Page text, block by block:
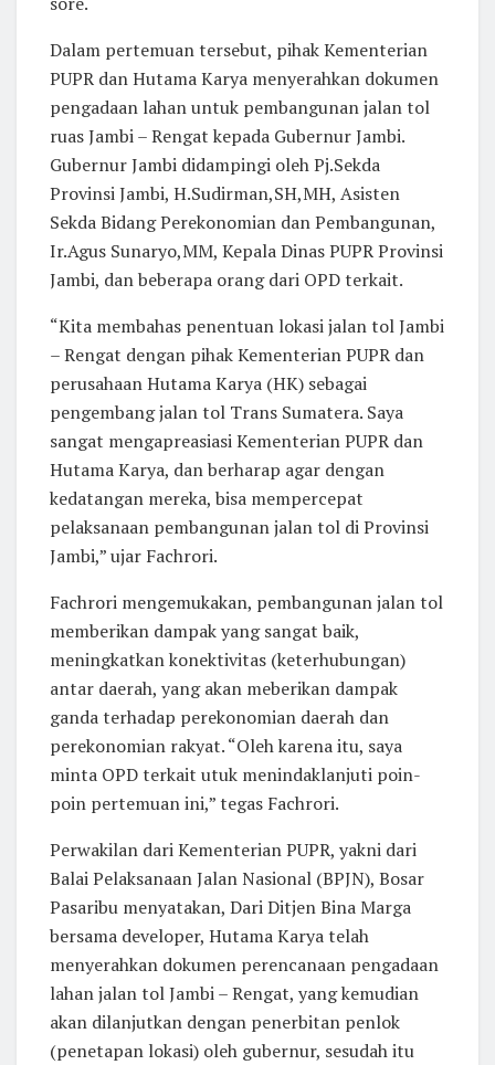
Dalam pertemuan tersebut, pihak Kementerian
PUPR dan Hutama Karya menyerahkan dokumen
pengadaan lahan untuk pembangunan jalan tol
ruas Jambi – Rengat kepada Gubernur Jambi.
Gubernur Jambi didampingi oleh Pj.Sekda
Provinsi Jambi, H.Sudirman,SH,MH, Asisten
Sekda Bidang Perekonomian dan Pembangunan,
Ir.Agus Sunaryo,MM, Kepala Dinas PUPR Provinsi
Jambi, dan beberapa orang dari OPD terkait.
“Kita membahas penentuan lokasi jalan tol Jambi
– Rengat dengan pihak Kementerian PUPR dan
perusahaan Hutama Karya (HK) sebagai
pengembang jalan tol Trans Sumatera. Saya
sangat mengapreasiasi Kementerian PUPR dan
Hutama Karya, dan berharap agar dengan
kedatangan mereka, bisa mempercepat
pelaksanaan pembangunan jalan tol di Provinsi
Jambi,” ujar Fachrori.
Fachrori mengemukakan, pembangunan jalan tol
memberikan dampak yang sangat baik,
meningkatkan konektivitas (keterhubungan)
antar daerah, yang akan meberikan dampak
ganda terhadap perekonomian daerah dan
perekonomian rakyat. “Oleh karena itu, saya
minta OPD terkait utuk menindaklanjuti poin-
poin pertemuan ini,” tegas Fachrori.
Perwakilan dari Kementerian PUPR, yakni dari
Balai Pelaksanaan Jalan Nasional (BPJN), Bosar
Pasaribu menyatakan, Dari Ditjen Bina Marga
bersama developer, Hutama Karya telah
menyerahkan dokumen perencanaan pengadaan
lahan jalan tol Jambi – Rengat, yang kemudian
akan dilanjutkan dengan penerbitan penlok
(penetapan lokasi) oleh gubernur, sesudah itu